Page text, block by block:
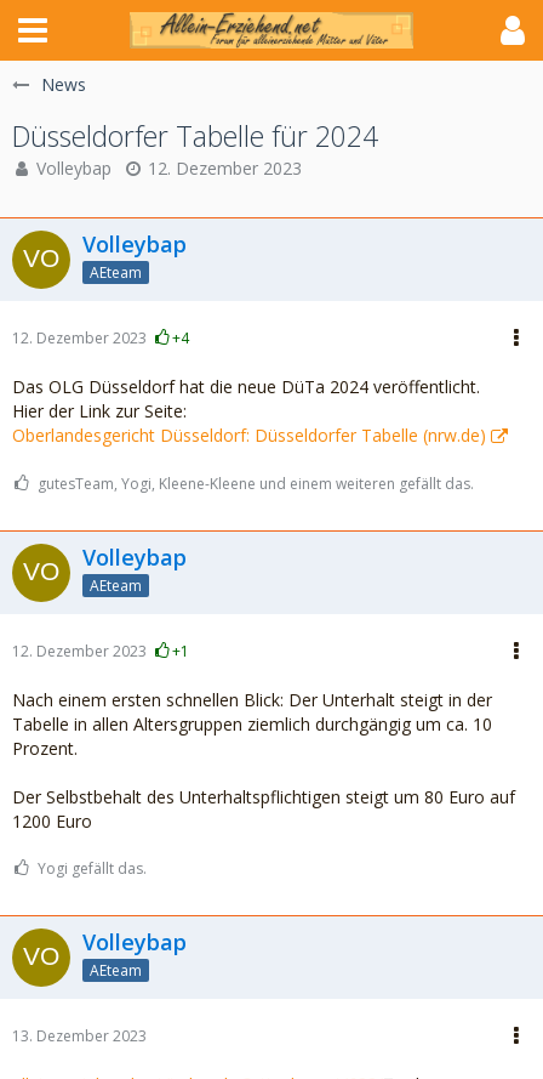
News
Düsseldorfer Tabelle für 2024
Volleybap 12. Dezember 2023
Volleybap
AEteam
12. Dezember 2023 +4
Das OLG Düsseldorf hat die neue DüTa 2024 veröffentlicht.
Hier der Link zur Seite:
Oberlandesgericht Düsseldorf: Düsseldorfer Tabelle (nrw.de)
gutesTeam, Yogi, Kleene-Kleene und einem weiteren gefällt das.
Volleybap
AEteam
12. Dezember 2023 +1
Nach einem ersten schnellen Blick: Der Unterhalt steigt in der
Tabelle in allen Altersgruppen ziemlich durchgängig um ca. 10
Prozent.
Der Selbstbehalt des Unterhaltspflichtigen steigt um 80 Euro auf
1200 Euro
Yogi gefällt das.
Volleybap
AEteam
13. Dezember 2023